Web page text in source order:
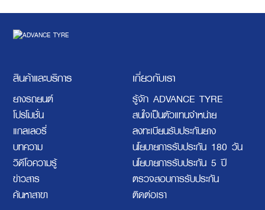
สินค้าและบริการ
ยางรถยนต์
โปรโมชั่น
แกลเลอรี่
บทความ
วิดีโอความรู้
ข่าวสาร
ค้นหาสาขา
เกี่ยวกับเรา
รู้จัก ADVANCE TYRE
สนใจเป็นตัวแทนจำหน่าย
ลงทะเบียนรับประกันยาง
นโยบายการรับประกัน 180 วัน
นโยบายการรับประกัน 5 ปี
ตรวจสอบการรับประกัน
ติดต่อเรา